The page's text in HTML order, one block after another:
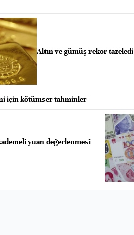
Altın ve gümüş rekor tazeledi
için kötümser tahminler
yuan değerlenmesi